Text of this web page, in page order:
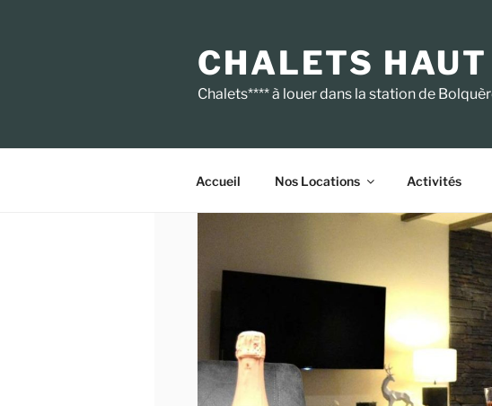
CHALETS
Chalets**** à louer dans la station de
Accueil Nos Locations Activités